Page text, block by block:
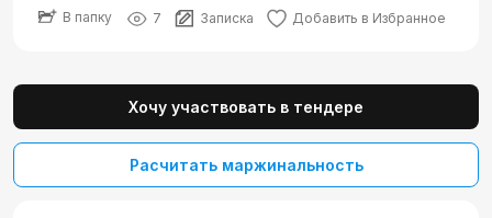
В папку 7 Записка Добавить в Избранное
Хочу участвовать в тендере
Расчитать маржинальность